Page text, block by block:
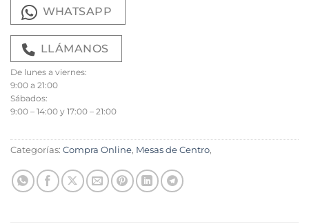
WHATSAPP
LLÁMANOS
De lunes a viernes:
9:00 a 21:00
Sábados:
9:00 – 14:00 y 17:00 – 21:00
Categorías: Compra Online, Mesas de Centro,